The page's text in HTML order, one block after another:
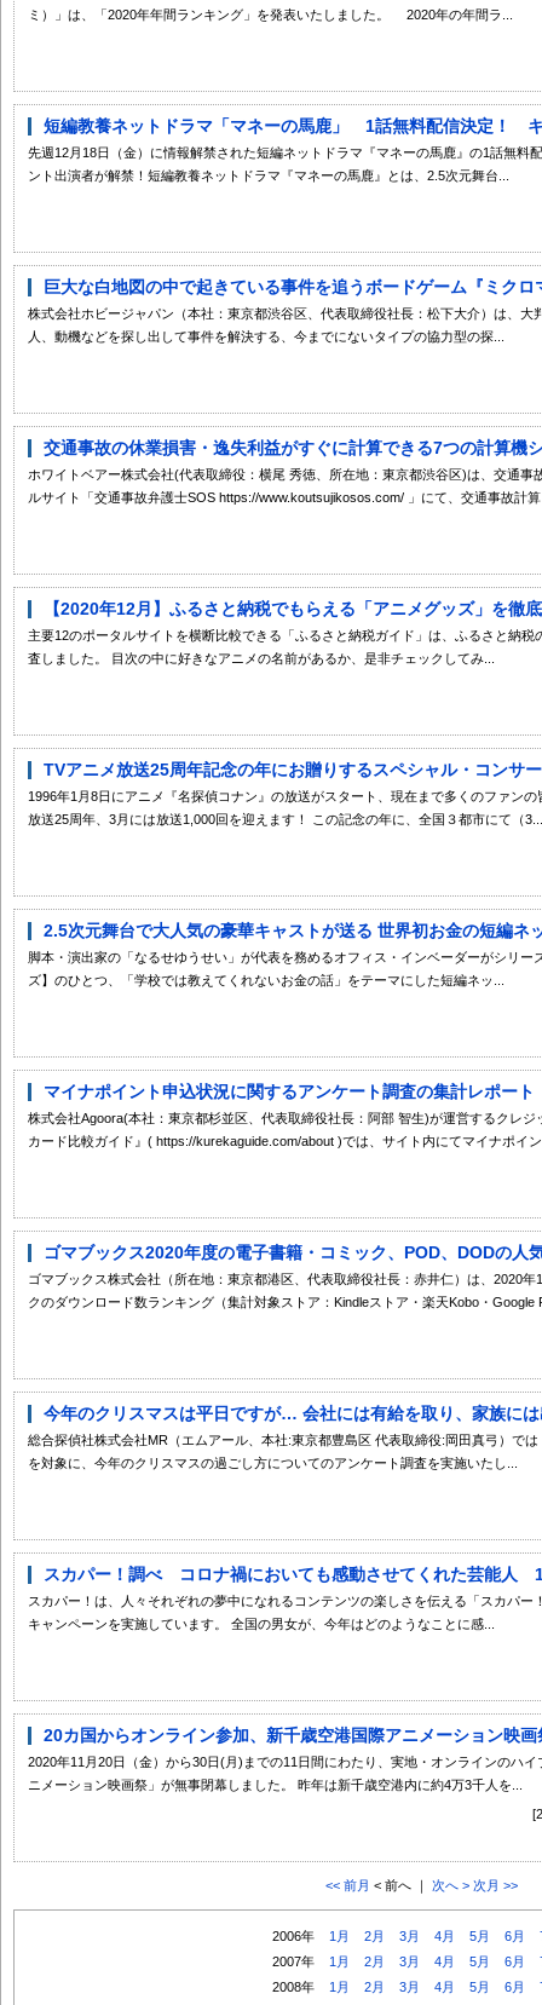
ミ）」は、「2020年年間ランキング」を発表いたしました。 2020年の年間ラ...
短編教養ネットドラマ「マネーの馬鹿」 1話無料配信決定！
先週12月18日（金）に情報解禁された短編ネットドラマ『マネーの馬鹿』の1話無料
ント出演者が解禁！短編教養ネットドラマ『マネーの馬鹿』とは、2.5次元舞台...
巨大な白地図の中で起きている事件を追うボードゲーム『ミクロ
株式会社ホビージャパン（本社：東京都渋谷区、代表取締役社長：松下大介）は、大
人、動機などを探し出して事件を解決する、今までにないタイプの協力型の探...
交通事故の休業損害・逸失利益がすぐに計算できる7つの計算機
ホワイトベアー株式会社(代表取締役：横尾 秀徳、所在地：東京都渋谷区)は、交通
ルサイト「交通事故弁護士SOS https://www.koutsujikosos.com/ 」にて、交通事故計
【2020年12月】ふるさと納税でもらえる「アニメグッズ」を徹
主要12のポータルサイトを横断比較できる「ふるさと納税ガイド」は、ふるさと納
査しました。 目次の中に好きなアニメの名前があるか、是非チェックしてみ...
TVアニメ放送25周年記念の年にお贈りするスペシャル・コンサ
1996年1月8日にアニメ『名探偵コナン』の放送がスタート、現在まで多くのファン
放送25周年、3月には放送1,000回を迎えます！ この記念の年に、全国３都市にて（3...
2.5次元舞台で大人気の豪華キャストが送る 世界初お金の短編ネ
脚本・演出家の「なるせゆうせい」が代表を務めるオフィス・インベーダーがシリ
ズ】のひとつ、「学校では教えてくれないお金の話」をテーマにした短編ネッ...
マイナポイント申込状況に関するアンケート調査の集計レポート
株式会社Agoora(本社：東京都杉並区、代表取締役社長：阿部 智生)が運営するクレ
カード比較ガイド』( https://kurekaguide.com/about )では、サイト内にてマイナポイ
ゴマブックス2020年度の電子書籍・コミック、POD、DODの人
ゴマブックス株式会社（所在地：東京都港区、代表取締役社長：赤井仁）は、2020
クのダウンロード数ランキング（集計対象ストア：Kindleストア・楽天Kobo・Google
今年のクリスマスは平日ですが… 会社には有給を取り、家族に
総合探偵社株式会社MR（エムアール、本社:東京都豊島区 代表取締役:岡田真弓）で
を対象に、今年のクリスマスの過ごし方についてのアンケート調査を実施いたし...
スカパー！調べ コロナ禍においても感動させてくれた芸能人
スカパー！は、人々それぞれの夢中になれるコンテンツの楽しさを伝える「スカパ
キャンペーンを実施しています。 全国の男女が、今年はどのようなことに感...
20カ国からオンライン参加、新千歳空港国際アニメーション映画
2020年11月20日（金）から30日(月)までの11日間にわたり、実地・オンラインのハ
ニメーション映画祭」が無事閉幕しました。 昨年は新千歳空港内に約4万3千人を...
<< 前月 < 前へ ｜ 次へ > 次月 >>
2006年 1月 2月 3月 4月 5月 6月
2007年
1月 2月 3月 4月 5月 6月
2008年
1月 2月 3月 4月 5月 6月